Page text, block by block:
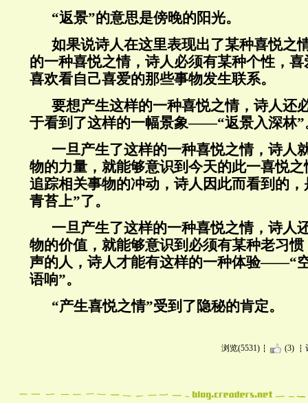
“返景”的意思是傍晚的阳光。
如果说诗人在这里表现出了某种喜悦之
的一种喜悦之情，诗人必须有某种个性，
喜欢看自己喜爱的那些事物发生联系。
要想产生这样的一种喜悦之情，诗人还
于看到了这样的一幅景象——“返景入深林”
一旦产生了这样的一种喜悦之情，诗人
物的力量，就能够意识到今天的此一喜悦
追踪相关事物的冲动，诗人因此而看到的
青苔上”了。
一旦产生了这样的一种喜悦之情，诗人
物的价值，就能够意识到必须有某种老习
声的人，诗人才能有这样的一种体验——“
语响”。
“产生喜悦之情”受到了隐秘的肯定。
浏览(5531) (3)